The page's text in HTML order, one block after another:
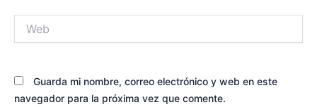
Guarda mi nombre, correo electrónico y web en este
navegador para la próxima vez que comente.